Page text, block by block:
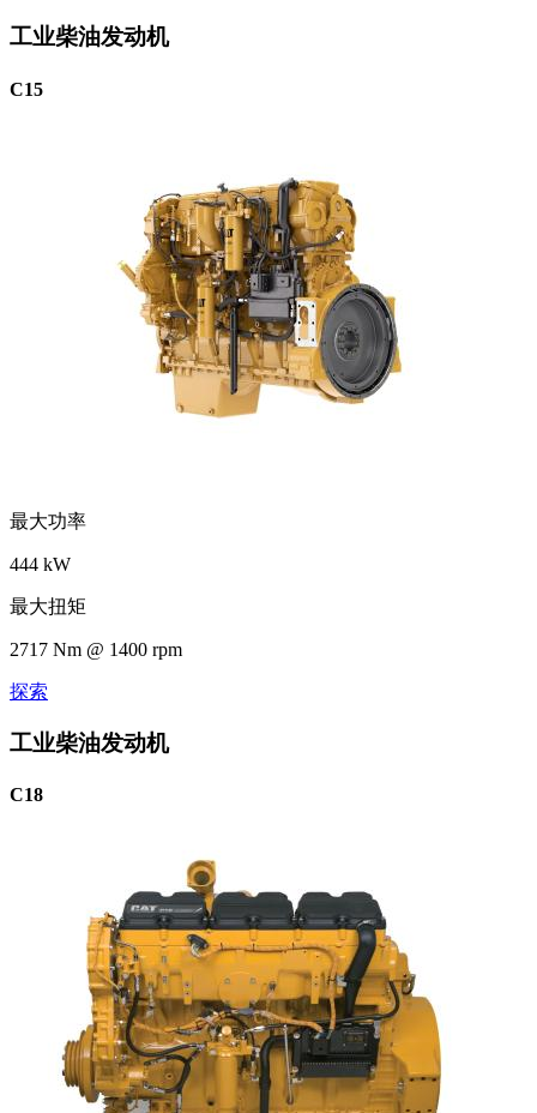
工业柴油发动机
C15
最大功率
444 kW
最大扭矩
2717 Nm @ 1400 rpm
探索
工业柴油发动机
C18